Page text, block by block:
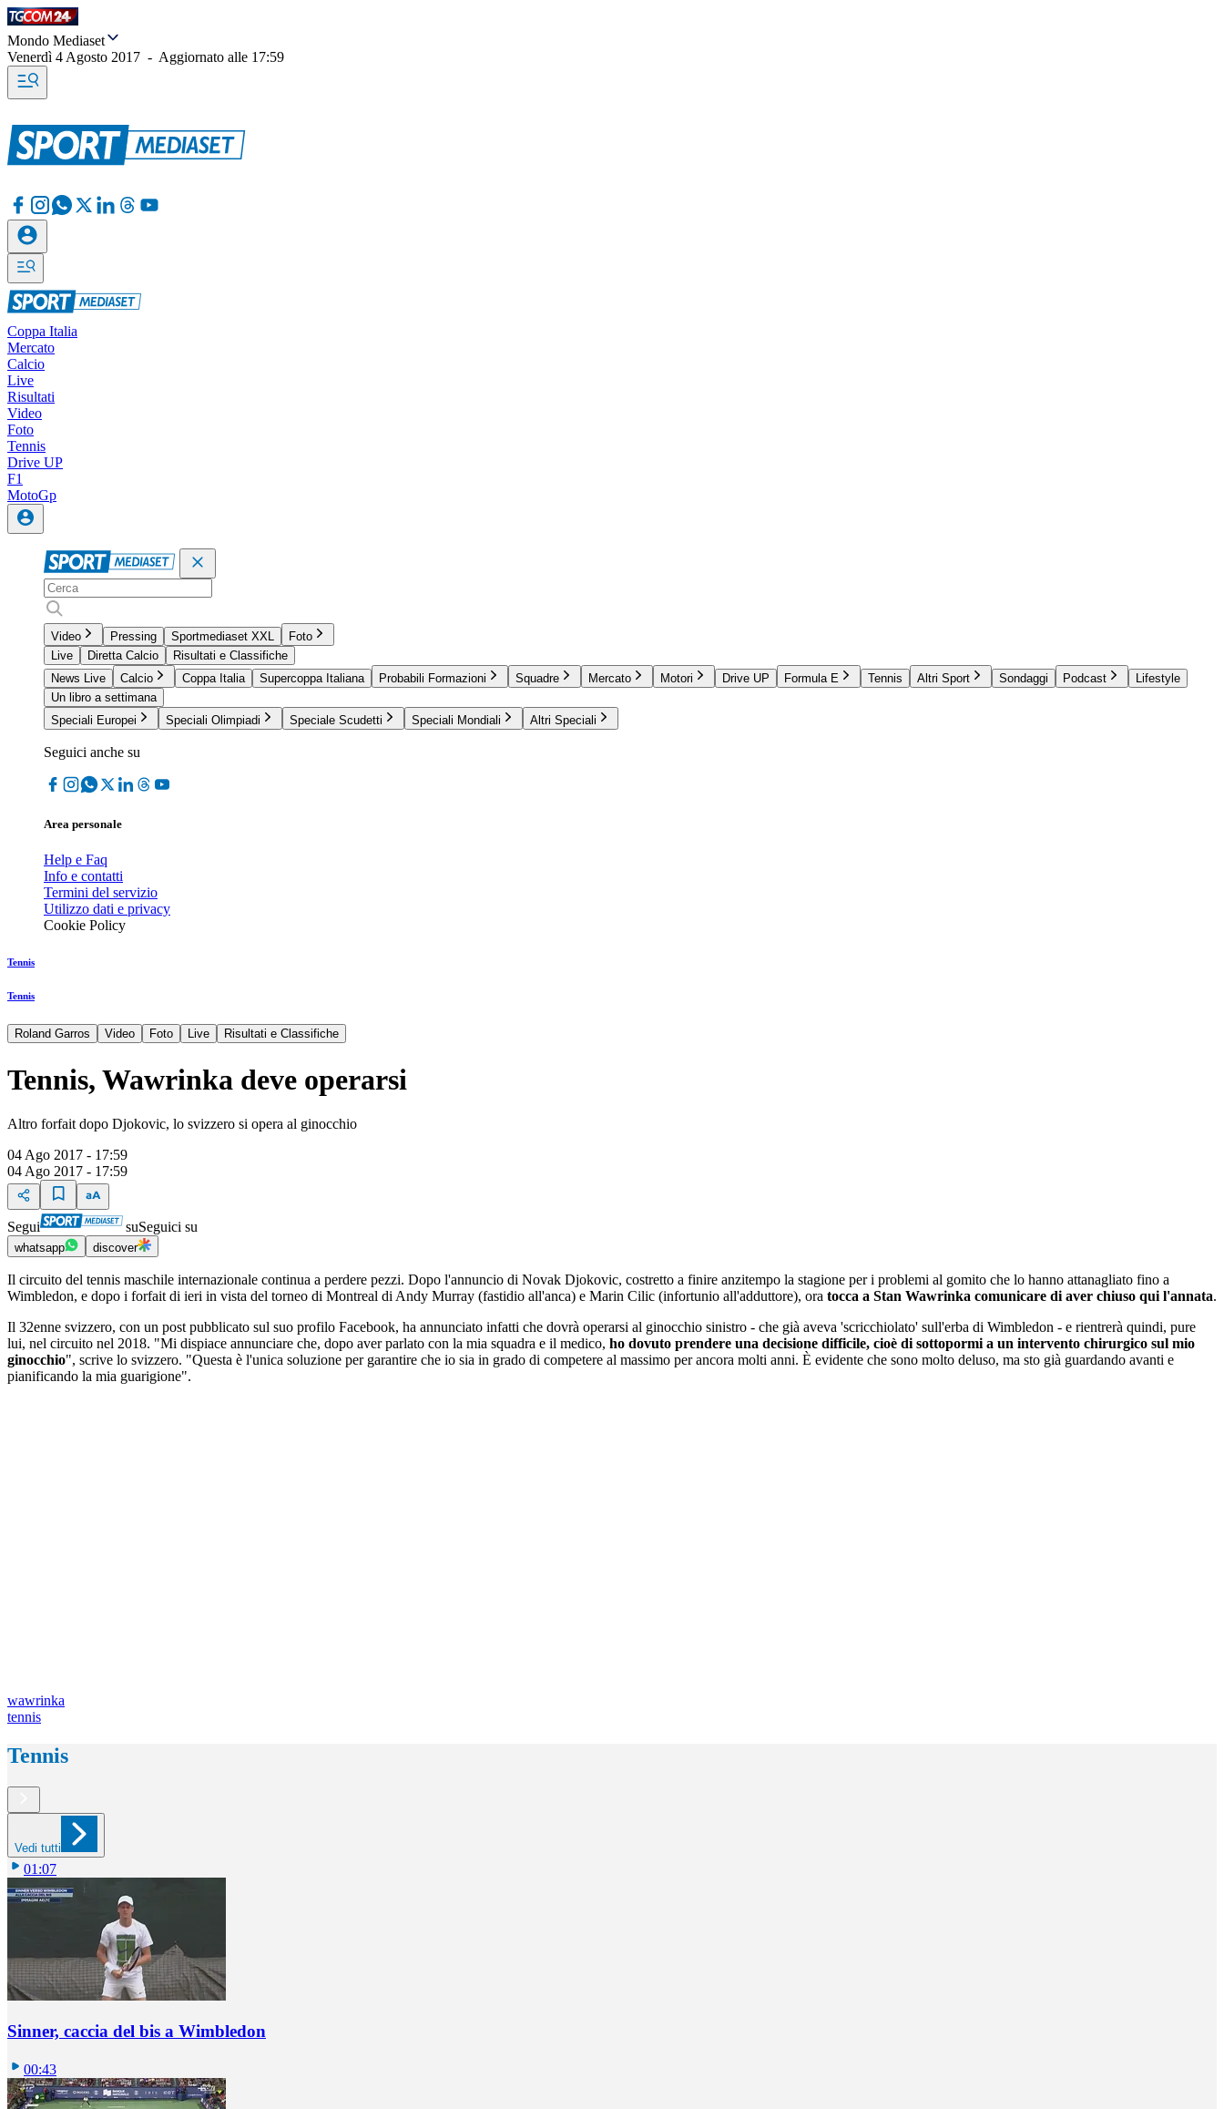
Mondo Mediaset
Venerdì 4 Agosto 2017 - Aggiornato alle 17:59
Coppa Italia
Mercato
Calcio
Live
Risultati
Video
Foto
Tennis
Drive UP
F1
MotoGp
Video Pressing Sportmediaset XXL
Foto
Live
Diretta Calcio
Risultati e Classifiche
News Live
Calcio Coppa Italia Supercoppa Italiana Probabili Formazioni Squadre Mercato Motori Drive UP Formula E Tennis Altri Sport Sondaggi Podcast
Lifestyle
Un libro a settimana
Speciali Europei
Speciali Olimpiadi Speciale Scudetti Speciali Mondiali Altri Speciali
Seguici anche su
Area personale
Help e Faq
Info e contatti
Termini del servizio
Utilizzo dati e privacy
Cookie Policy
Tennis
Tennis
Roland Garros Video Foto Live Risultati e Classifiche
Tennis, Wawrinka deve operarsi
Altro forfait dopo Djokovic, lo svizzero si opera al ginocchio
04 Ago 2017 - 17:59
04 Ago 2017 - 17:59
Segui suSeguici su
whatsapp discover
Il circuito del tennis maschile internazionale continua a perdere pezzi. Dopo l'annuncio di Novak Djokovic, costretto a finire anzitempo la stagione per i problemi al gomito che lo hanno attanagliato fino a
Wimbledon, e dopo i forfait di ieri in vista del torneo di Montreal di Andy Murray (fastidio all'anca) e Marin Cilic (infortunio all'adduttore), ora tocca a Stan Wawrinka comunicare di aver chiuso qui l'annata.
Il 32enne svizzero, con un post pubblicato sul suo profilo Facebook, ha annunciato infatti che dovrà operarsi al ginocchio sinistro - che già aveva 'scricchiolato' sull'erba di Wimbledon - e rientrerà quindi, pure
lui, nel circuito nel 2018. "Mi dispiace annunciare che, dopo aver parlato con la mia squadra e il medico, ho dovuto prendere una decisione difficile, cioè di sottopormi a un intervento chirurgico sul mio
ginocchio", scrive lo svizzero. "Questa è l'unica soluzione per garantire che io sia in grado di competere al massimo per ancora molti anni. È evidente che sono molto deluso, ma sto già guardando avanti e
pianificando la mia guarigione".
wawrinka
tennis
Tennis
Vedi tutti
01:07
Sinner, caccia del bis a Wimbledon
00:43